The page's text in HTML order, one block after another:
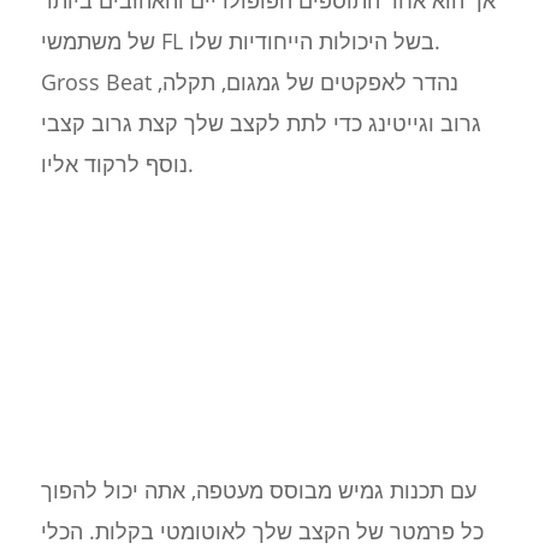
של משתמשי FL בשל היכולות הייחודיות שלו.
Gross Beat נהדר לאפקטים של גמגום, תקלה,
גרוב וגייטינג כדי לתת לקצב שלך קצת גרוב קצבי
נוסף לרקוד אליו.
עם תכנות גמיש מבוסס מעטפה, אתה יכול להפוך
כל פרמטר של הקצב שלך לאוטומטי בקלות. הכלי